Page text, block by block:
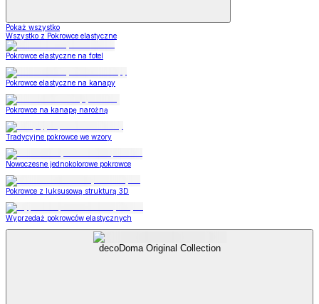
Pokaż wszystko
Wszystko z Pokrowce elastyczne
Pokrowce elastyczne na fotel
Pokrowce elastyczne na kanapy
Pokrowce na kanapę narożną
Tradycyjne pokrowce we wzory
Nowoczesne jednokolorowe pokrowce
Pokrowce z luksusową strukturą 3D
Wyprzedaż pokrowców elastycznych
decoDoma Original Collection